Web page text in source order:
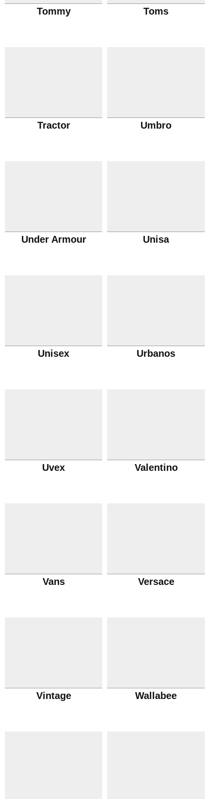
Tommy Toms
Tractor Umbro
Under Armour Unisa
Unisex Urbanos
Uvex Valentino
Vans Versace
Vintage Wallabee